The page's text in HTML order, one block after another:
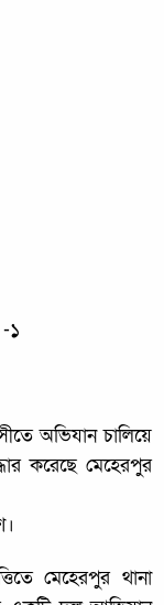
১
অভিযান চালিয়ে
করেছে মেহেরপুর
মেহেরপুর থানা